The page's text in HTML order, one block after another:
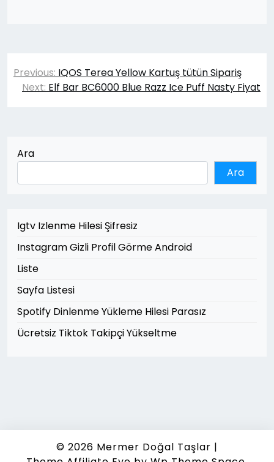
Yazı
gezinmesi
Previous: IQOS Terea Yellow Kartuş tütün Sipariş
Next: Elf Bar BC6000 Blue Razz Ice Puff Nasty Fiyat
Ara
Ara
Igtv Izlenme Hilesi Şifresiz
Instagram Gizli Profil Görme Android
Liste
Sayfa Listesi
Spotify Dinlenme Yükleme Hilesi Parasız
Ücretsiz Tiktok Takipçi Yükseltme
© 2026 Mermer Doğal Taşlar |